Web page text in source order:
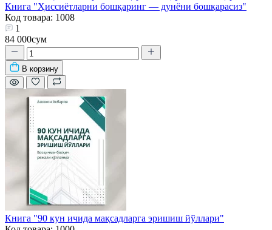
Книга "Ҳиссиётларни бошқаринг — дунёни бошқарасиз"
Код товара: 1008
1
84 000сум
В корзину
Книга "90 кун ичида мақсадларга эришиш йўллари"